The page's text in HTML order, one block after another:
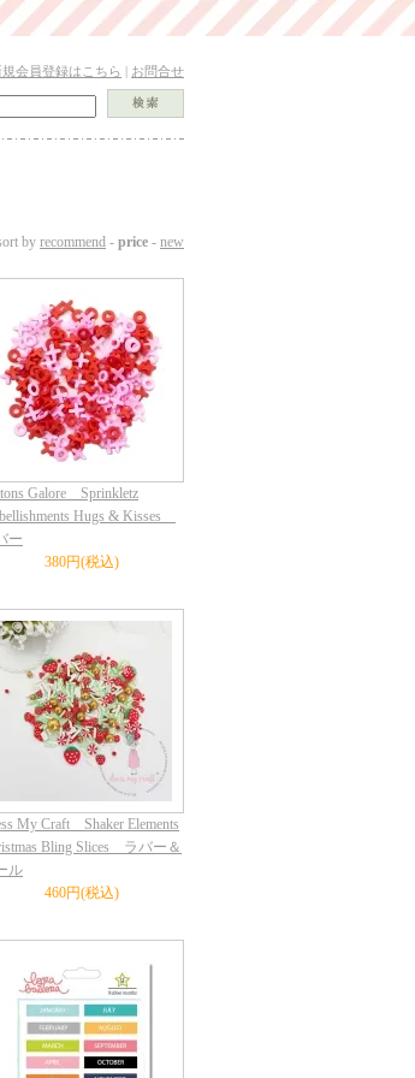
規会員登録はこちら | お問合せ
by recommend - price - new
Galore Sprinkletz
Hugs & Kisses
ー
380円(税込)
My Craft Shaker Elements
Bling Slices ラバー＆
ル
460円(税込)